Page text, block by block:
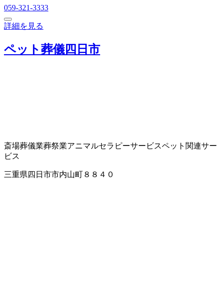
059-321-3333
詳細を見る
ペット葬儀四日市
斎場葬儀業葬祭業アニマルセラピーサービスペット関連サー
ビス
三重県四日市市内山町８８４０